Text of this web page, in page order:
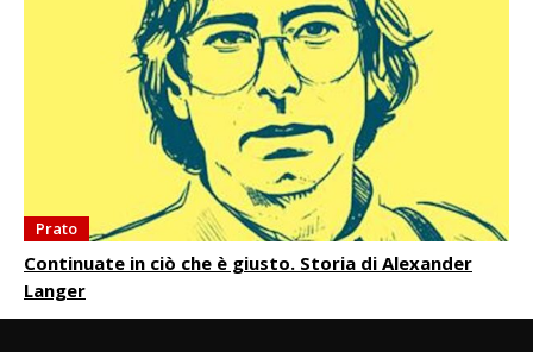
Prato
Continuate in ciò che è giusto. Storia di Alexander
Langer